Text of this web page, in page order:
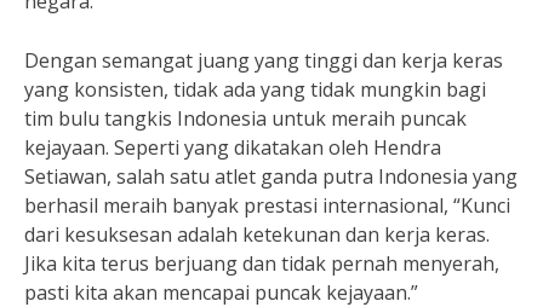
Dengan semangat juang yang tinggi dan kerja keras
yang konsisten, tidak ada yang tidak mungkin bagi
tim bulu tangkis Indonesia untuk meraih puncak
kejayaan. Seperti yang dikatakan oleh Hendra
Setiawan, salah satu atlet ganda putra Indonesia yang
berhasil meraih banyak prestasi internasional, “Kunci
dari kesuksesan adalah ketekunan dan kerja keras.
Jika kita terus berjuang dan tidak pernah menyerah,
pasti kita akan mencapai puncak kejayaan.”